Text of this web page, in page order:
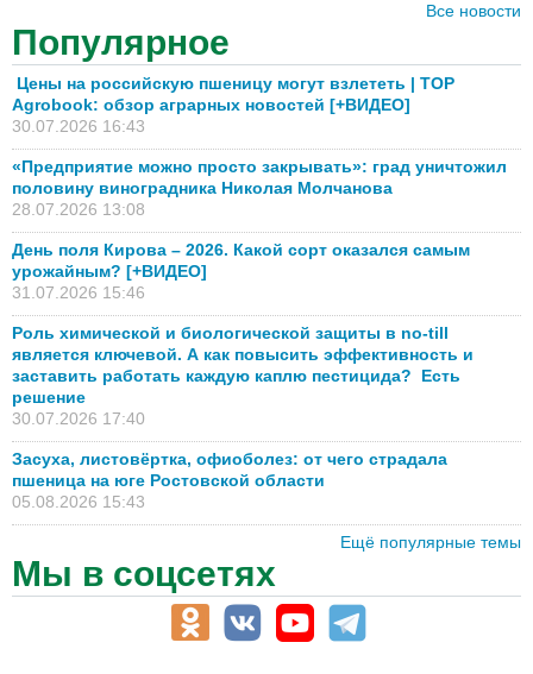
Все новости
Популярное
Цены на российскую пшеницу могут взлететь | TOP
Agrobook: обзор аграрных новостей [+ВИДЕО]
30.07.2026 16:43
«Предприятие можно просто закрывать»: град уничтожил
половину виноградника Николая Молчанова
28.07.2026 13:08
День поля Кирова – 2026. Какой сорт оказался самым
урожайным? [+ВИДЕО]
31.07.2026 15:46
Роль химической и биологической защиты в no-till
является ключевой. А как повысить эффективность и
заставить работать каждую каплю пестицида? Есть
решение
30.07.2026 17:40
Засуха, листовёртка, офиоболез: от чего страдала
пшеница на юге Ростовской области
05.08.2026 15:43
Ещё популярные темы
Мы в соцсетях